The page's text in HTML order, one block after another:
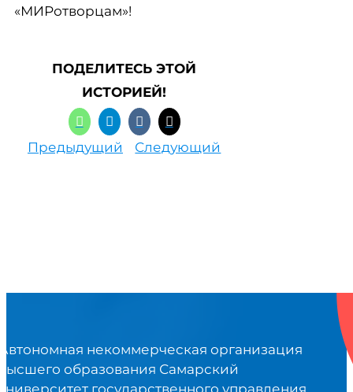
«МИРотворцам»!
ПОДЕЛИТЕСЬ ЭТОЙ
ИСТОРИЕЙ!
Предыдущий Следующий
некоммерческая организация
образования Самарский
государственного управления